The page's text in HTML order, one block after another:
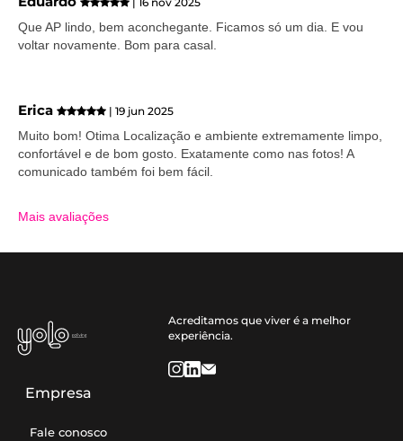
Que AP lindo, bem aconchegante. Ficamos só um dia. E vou
voltar novamente. Bom para casal.
Erica | 19 jun 2025
Muito bom! Otima Localização e ambiente extremamente limpo,
confortável e de bom gosto. Exatamente como nas fotos! A
comunicado também foi bem fácil.
Mais avaliações
Acreditamos que viver é a melhor
experiência.
Empresa
Fale conosco